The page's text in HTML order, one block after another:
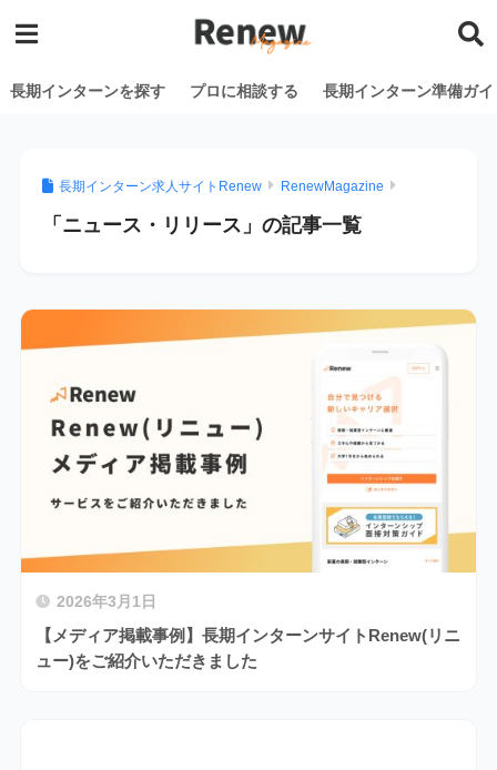
長期インターンを探す プロに相談する 長期インターン準備ガイ
長期インターン求人サイトRenew RenewMagazine
「ニュース・リリース」の記事一覧
2026年3月1日
【メディア掲載事例】長期インターンサイトRenew(リニ
ュー)をご紹介いただきました